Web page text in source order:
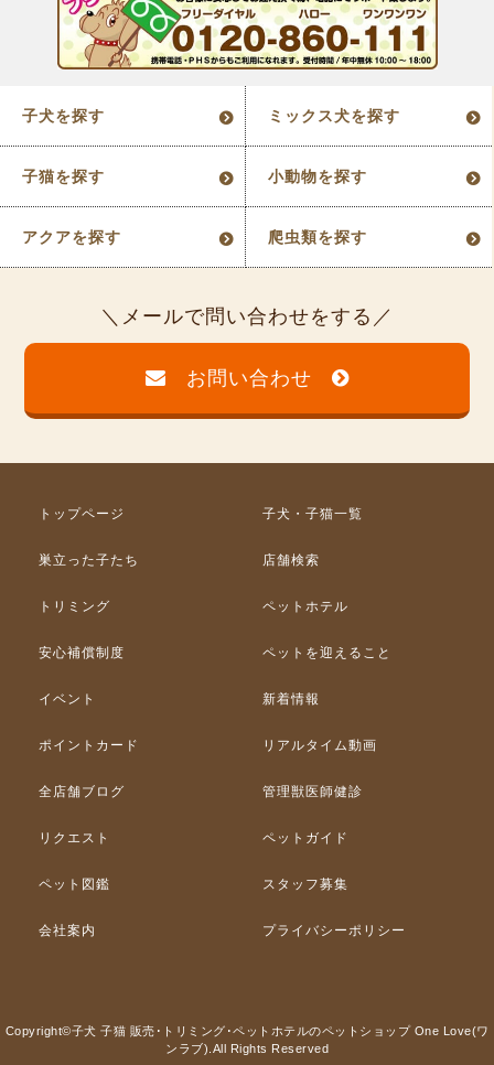
子犬を探す ミックス犬を探す
子猫を探す 小動物を探す
アクアを探す 爬虫類を探す
メールで問い合わせをする
お問い合わせ
トップページ 子犬・子猫一覧
巣立った子たち 店舗検索
トリミング ペットホテル
安心補償制度 ペットを迎えること
イベント 新着情報
ポイントカード リアルタイム動画
全店舗ブログ 管理獣医師健診
リクエスト ペットガイド
ペット図鑑 スタッフ募集
会社案内 プライバシーポリシー
Copyright©子犬 子猫 販売･トリミング･ペットホテルのペットショップ One Love(ワ
ンラブ).All Rights Reserved